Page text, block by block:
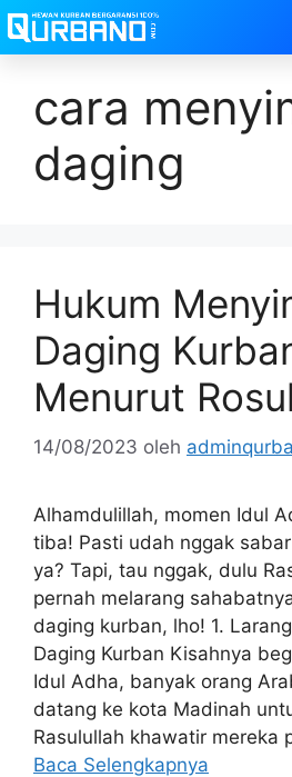
cara
daging
Hukum
Daging
Menurut
14/08/2023 oleh
Alhamdulillah, momen Idul
tiba! Pasti udah nggak
ya? Tapi, tau nggak, dulu
pernah melarang
daging kurban, lho! 1.
Daging Kurban Kisahnya
Idul Adha, banyak orang
datang ke kota Madinah
Rasulullah khawatir mereka
Baca Selengkapnya